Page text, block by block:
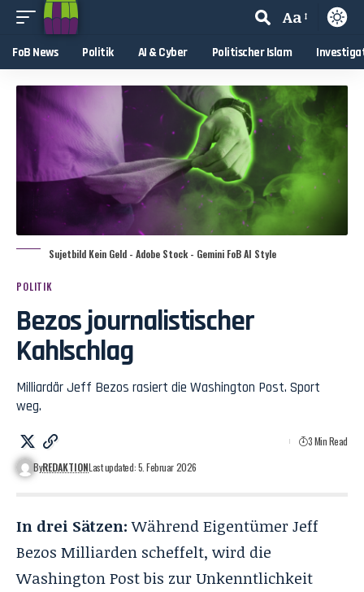
Aa
FoB News Politik AI & Cyber Politischer Islam
Sujetbild Kein Geld - Adobe Stock - Gemini FoB AI Style
POLITIK
Bezos journalistischer
Kahlschlag
Milliardär Jeff Bezos rasiert die Washington Post. Sport
weg.
ByREDAKTIONLast updated: 5. Februar 2026
3 Min Read
In drei Sätzen:Während Eigentümer Jeff
Bezos Milliarden scheffelt, wird die
Washington Post bis zur Unkenntlichkeit